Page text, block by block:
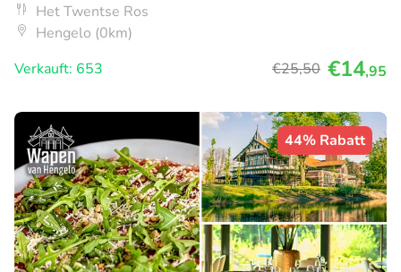
Het Twentse Ros
Hengelo (0km)
Verkauft: 653
€25,50 €14,95
44% Rabatt